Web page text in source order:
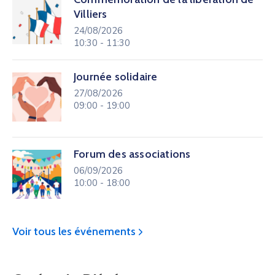
Villiers
24/08/2026
10:30 - 11:30
Journée solidaire
27/08/2026
09:00 - 19:00
Forum des associations
06/09/2026
10:00 - 18:00
Voir tous les événements